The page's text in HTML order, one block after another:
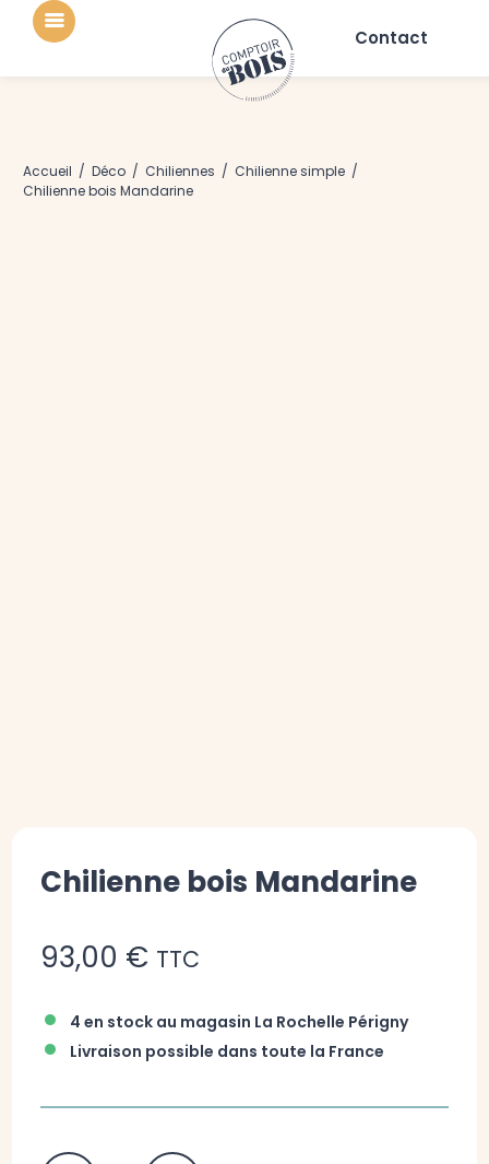
Contact
Accueil / Déco / Chiliennes / Chilienne simple /
Chilienne bois Mandarine
Chilienne bois Mandarine
93,00 € TTC
• 4 en stock au magasin La Rochelle Périgny
• Livraison possible dans toute la France